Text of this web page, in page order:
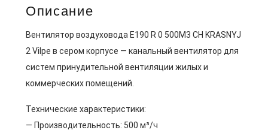
Описание
Вентилятор воздуховода E190 R 0 500M3 CH KRASNYJ
2 Vilpe в сером корпусе — канальный вентилятор для
систем принудительной вентиляции жилых и
коммерческих помещений.
Технические характеристики:
— Производительность: 500 м³/ч